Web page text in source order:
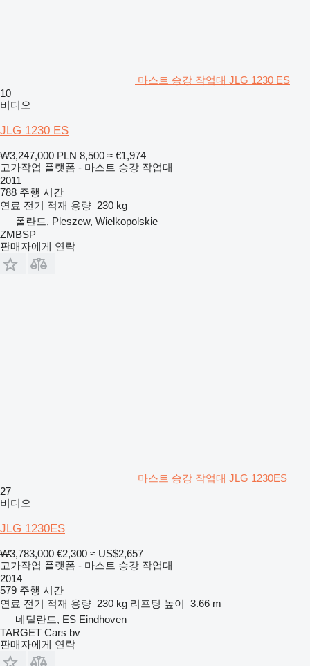
마스트 승강 작업대 JLG 1230 ES
10
비디오
JLG 1230 ES
₩3,247,000 PLN 8,500 ≈ €1,974
고가작업 플랫폼 - 마스트 승강 작업대
2011
788 주행 시간
연료 전기 적재 용량 230 kg
폴란드, Pleszew, Wielkopolskie
ZMBSP
판매자에게 연락
마스트 승강 작업대 JLG 1230ES
27
비디오
JLG 1230ES
₩3,783,000 €2,300 ≈ US$2,657
고가작업 플랫폼 - 마스트 승강 작업대
2014
579 주행 시간
연료 전기 적재 용량 230 kg 리프팅 높이 3.66 m
네덜란드, ES Eindhoven
TARGET Cars bv
판매자에게 연락